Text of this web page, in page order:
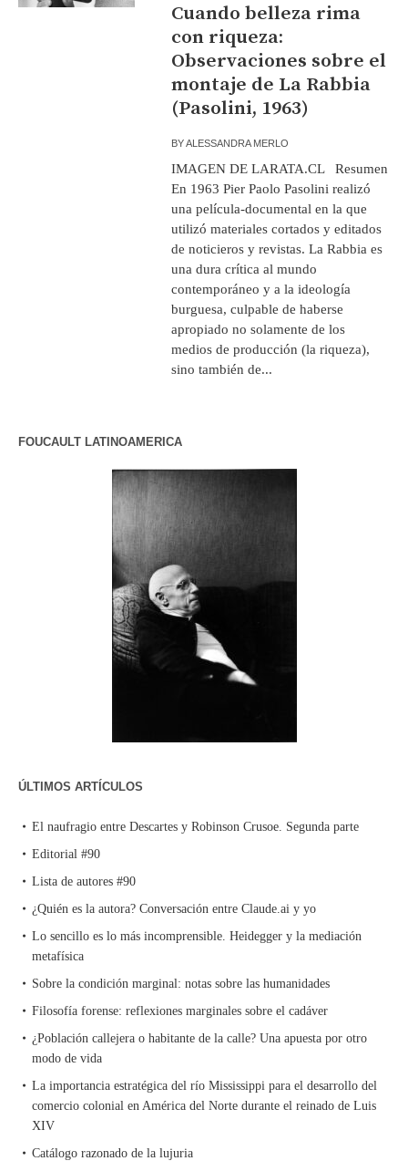
Cuando belleza rima
con riqueza:
Observaciones sobre el
montaje de La Rabbia
(Pasolini, 1963)
BYALESSANDRA MERLO
IMAGEN DE LARATA.CL Resumen
En 1963 Pier Paolo Pasolini realizó
una película-documental en la que
utilizó materiales cortados y editados
de noticieros y revistas. La Rabbia es
una dura crítica al mundo
contemporáneo y a la ideología
burguesa, culpable de haberse
apropiado no solamente de los
medios de producción (la riqueza),
sino también de...
FOUCAULT LATINOAMERICA
ÚLTIMOS ARTÍCULOS
El naufragio entre Descartes y Robinson Crusoe. Segunda parte
Editorial #90
Lista de autores #90
¿Quién es la autora? Conversación entre Claude.ai y yo
Lo sencillo es lo más incomprensible. Heidegger y la mediación
metafísica
Sobre la condición marginal: notas sobre las humanidades
Filosofía forense: reflexiones marginales sobre el cadáver
¿Población callejera o habitante de la calle? Una apuesta por otro
modo de vida
La importancia estratégica del río Mississippi para el desarrollo del
comercio colonial en América del Norte durante el reinado de Luis
XIV
Catálogo razonado de la lujuria